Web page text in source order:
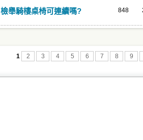
檢舉騎樓桌椅可連續嗎? 848
1 2 3 4 5 6 7 8 9